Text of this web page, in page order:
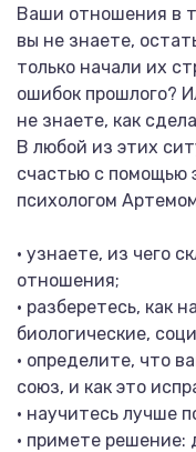
Ваши отношения в
вы не знаете,
только начали их
ошибок прошлого?
не знаете, как
В любой из этих
счастью с помощью
психологом
• узнаете, из чего
отношения;
• разберетесь, как
биологические,
• определите, что
союз, и как это
• научитесь лучше
• примете решение: